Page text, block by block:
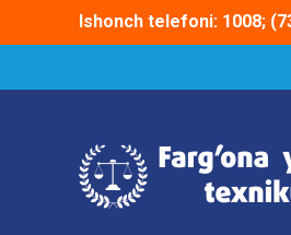
Ishonch telefoni: 1008;